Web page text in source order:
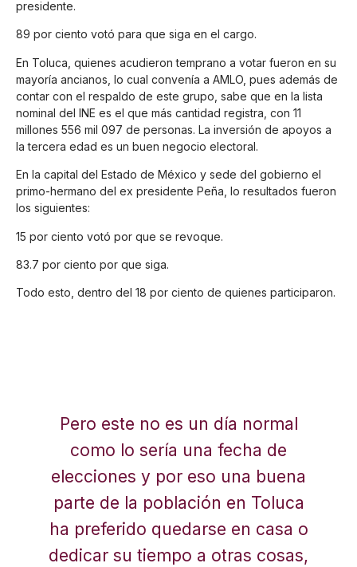
presidente.
89 por ciento votó para que siga en el cargo.
En Toluca, quienes acudieron temprano a votar fueron en su
mayoría ancianos, lo cual convenía a AMLO, pues además de
contar con el respaldo de este grupo, sabe que en la lista
nominal del INE es el que más cantidad registra, con 11
millones 556 mil 097 de personas. La inversión de apoyos a
la tercera edad es un buen negocio electoral.
En la capital del Estado de México y sede del gobierno el
primo-hermano del ex presidente Peña, lo resultados fueron
los siguientes:
15 por ciento votó por que se revoque.
83.7 por ciento por que siga.
Todo esto, dentro del 18 por ciento de quienes participaron.
Pero este no es un día normal
como lo sería una fecha de
elecciones y por eso una buena
parte de la población en Toluca
ha preferido quedarse en casa o
dedicar su tiempo a otras cosas,